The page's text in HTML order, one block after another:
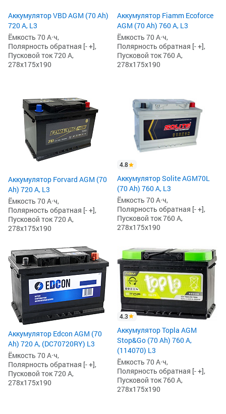
Аккумулятор VBD AGM (70 Ah)
720 А, L3
Ёмкость 70 А·ч,
Полярность обратная [- +],
Пусковой ток 720 А,
278x175x190
Аккумулятор Fiamm Ecoforce
AGM (70 Ah) 760 А, L3
Ёмкость 70 А·ч,
Полярность обратная [- +],
Пусковой ток 760 А,
278x175x190
Аккумулятор Forvard AGM (70
Ah) 720 А, L3
Ёмкость 70 А·ч,
Полярность обратная [- +],
Пусковой ток 720 А,
278x175x190
4.8
Аккумулятор Solite AGM70L
(70 Ah) 760 А, L3
Ёмкость 70 А·ч,
Полярность обратная [- +],
Пусковой ток 760 А,
278x175x190
Аккумулятор Edcon AGM (70
Ah) 720 А, (DC70720RY) L3
Ёмкость 70 А·ч,
Полярность обратная [- +],
Пусковой ток 720 А,
278x175x190
4.3
Аккумулятор Topla AGM
Stop&Go (70 Ah) 760 А,
(114070) L3
Ёмкость 70 А·ч,
Полярность обратная [- +],
Пусковой ток 760 А,
278x175x190